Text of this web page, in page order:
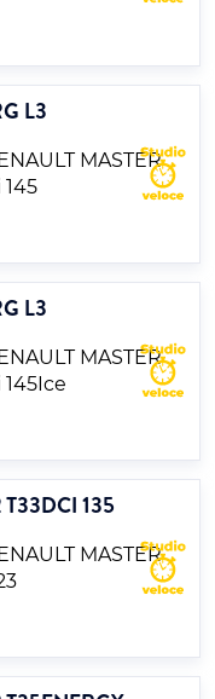
L3
L3
T33DCI 135